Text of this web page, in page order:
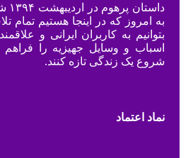
داستان
به امروز که در اینجا هستیم تمام
بتوانیم به کاربران ایرانی و علاقمند
اسباب و وسایل جهیزیه را فراهم
شروع یک زندگی تازه کنند.
نماد اعتماد